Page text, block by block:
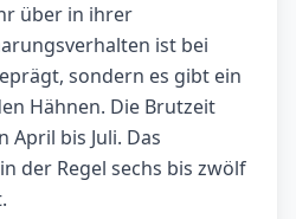
über in ihrer
ist bei
sondern es gibt ein
Hähnen. Die Brutzeit
April bis Juli. Das
der Regel sechs bis zwölf